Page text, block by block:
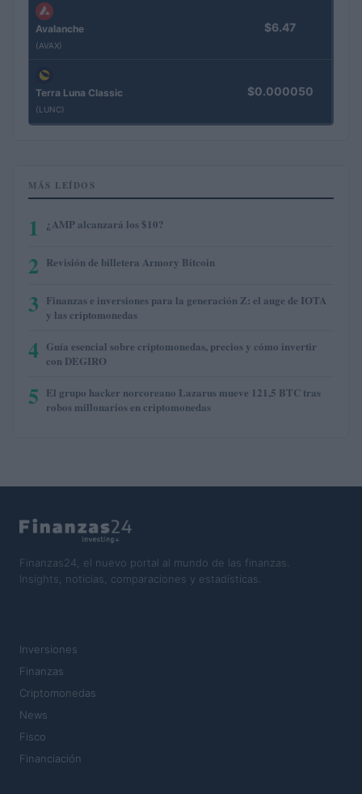
Avalanche
(AVAX)
$6.47
Terra Luna Classic
(LUNC)
$0.000050
MÁS LEÍDOS
1 ¿AMP alcanzará los $10?
2 Revisión de billetera Armory Bitcoin
3 Finanzas e inversiones para la generación Z: el auge de IOTA
y las criptomonedas
4 Guía esencial sobre criptomonedas, precios y cómo invertir
con DEGIRO
5 El grupo hacker norcoreano Lazarus mueve 121,5 BTC tras
robos millonarios en criptomonedas
Finanzas24, el nuevo portal al mundo de las finanzas.
Insights, noticias, comparaciones y estadísticas.
Inversiones
Finanzas
Criptomonedas
News
Fisco
Financiación